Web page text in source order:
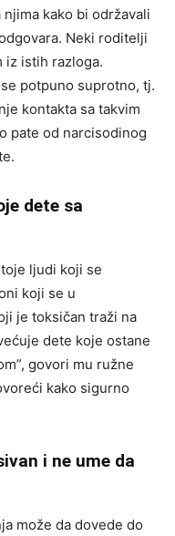
kako bi održavali
Neki roditelji
iz istih razloga.
potpuno suprotno, tj.
kontakta sa takvim
pate od narcisodinog
dete sa
ljudi koji se
koji se u
je toksičan traži na
dete koje ostane
govori mu ružne
kako sigurno
i ne ume da
može da dovede do